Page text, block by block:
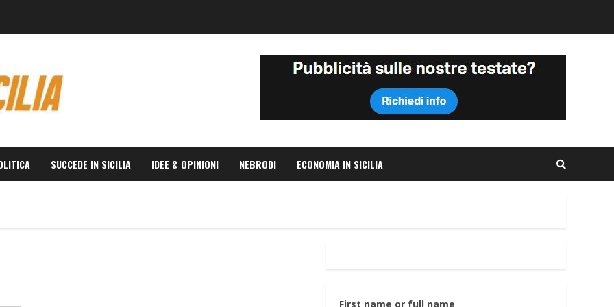
SUCCEDE IN SICILIA IDEE & OPINIONI NEBRODI ECONOMIA IN SICILIA
First name or full name